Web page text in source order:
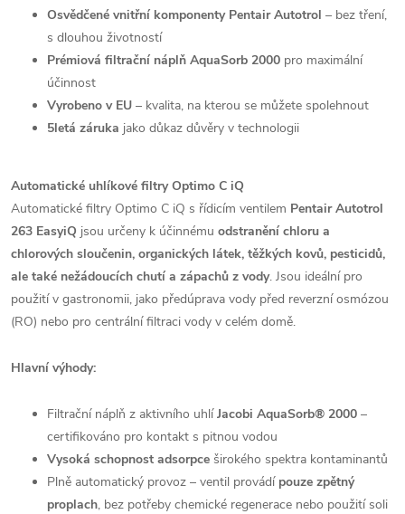
Osvědčené vnitřní komponenty Pentair Autotrol – bez tření,
s dlouhou životností
Prémiová filtrační náplň AquaSorb 2000 pro maximální
účinnost
Vyrobeno v EU – kvalita, na kterou se můžete spolehnout
5letá záruka jako důkaz důvěry v technologii
Automatické uhlíkové filtry Optimo C iQ
Automatické filtry Optimo C iQ s řídicím ventilem Pentair Autotrol
263 EasyiQ jsou určeny k účinnému odstranění chloru a
chlorových sloučenin, organických látek, těžkých kovů, pesticidů,
ale také nežádoucích chutí a zápachů z vody. Jsou ideální pro
použití v gastronomii, jako předúprava vody před reverzní osmózou
(RO) nebo pro centrální filtraci vody v celém domě.
Hlavní výhody:
Filtrační náplň z aktivního uhlíJacobi AquaSorb® 2000 –
certifikováno pro kontakt s pitnou vodou
Vysoká schopnost adsorpce širokého spektra kontaminantů
Plně automatický provoz – ventil provádí pouze zpětný
proplach, bez potřeby chemické regenerace nebo použití soli